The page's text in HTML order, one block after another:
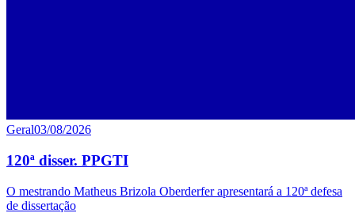
Geral03/08/2026
120ª disser. PPGTI
O mestrando Matheus Brizola Oberderfer apresentará a 120ª defesa
de dissertação